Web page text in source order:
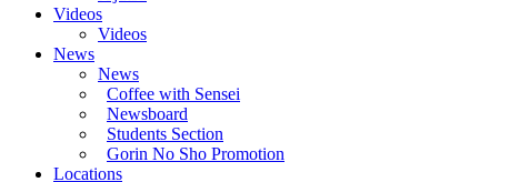
Videos
Videos
News
News
Coffee with Sensei
Newsboard
Students Section
Gorin No Sho Promotion
Locations